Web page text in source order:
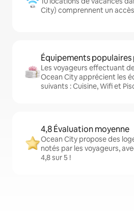
City) comprennent un
Équipements populaires
Les voyageurs effectuant
Ocean City apprécient les
suivants : Cuisine, Wifi et
4,8 Évaluation moyenne
Ocean City propose des
notés par les voyageurs,
4,8 sur 5 !